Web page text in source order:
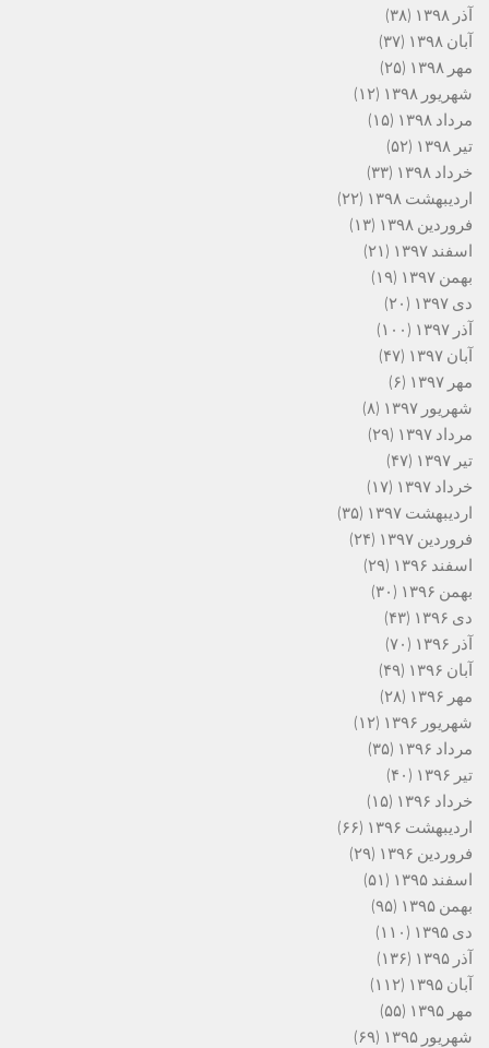
آذر ۱۳۹۸
(۳۸)
آبان ۱۳۹۸
(۳۷)
مهر ۱۳۹۸
(۲۵)
شهریور ۱۳۹۸
(۱۲)
مرداد ۱۳۹۸
(۱۵)
تیر ۱۳۹۸
(۵۲)
خرداد ۱۳۹۸
(۳۳)
اردیبهشت ۱۳۹۸
(۲۲)
فروردین ۱۳۹۸
(۱۳)
اسفند ۱۳۹۷
(۲۱)
بهمن ۱۳۹۷
(۱۹)
دی ۱۳۹۷
(۲۰)
آذر ۱۳۹۷
(۱۰۰)
آبان ۱۳۹۷
(۴۷)
مهر ۱۳۹۷
(۶)
شهریور ۱۳۹۷
(۸)
مرداد ۱۳۹۷
(۲۹)
تیر ۱۳۹۷
(۴۷)
خرداد ۱۳۹۷
(۱۷)
اردیبهشت ۱۳۹۷
(۳۵)
فروردین ۱۳۹۷
(۲۴)
اسفند ۱۳۹۶
(۲۹)
بهمن ۱۳۹۶
(۳۰)
دی ۱۳۹۶
(۴۳)
آذر ۱۳۹۶
(۷۰)
آبان ۱۳۹۶
(۴۹)
مهر ۱۳۹۶
(۲۸)
شهریور ۱۳۹۶
(۱۲)
مرداد ۱۳۹۶
(۳۵)
تیر ۱۳۹۶
(۴۰)
خرداد ۱۳۹۶
(۱۵)
اردیبهشت ۱۳۹۶
(۶۶)
فروردین ۱۳۹۶
(۲۹)
اسفند ۱۳۹۵
(۵۱)
بهمن ۱۳۹۵
(۹۵)
دی ۱۳۹۵
(۱۱۰)
آذر ۱۳۹۵
(۱۳۶)
آبان ۱۳۹۵
(۱۱۲)
مهر ۱۳۹۵
(۵۵)
شهریور ۱۳۹۵
(۶۹)